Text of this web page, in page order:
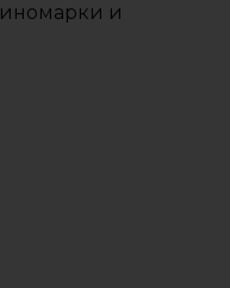
иномарки и